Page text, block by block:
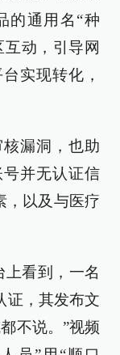
的通用名“种
互动，引导网
实现转化，
漏洞，也助
并无认证信
，以及与医疗
看到，一名
证，其发布文
不说。”视频